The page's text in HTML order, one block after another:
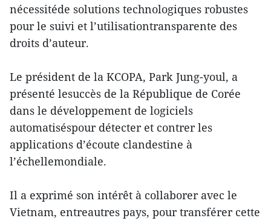
nécessitéde solutions technologiques robustes
pour le suivi et l’utilisationtransparente des
droits d’auteur.
Le président de la KCOPA, Park Jung-youl, a
présenté lesuccès de la République de Corée
dans le développement de logiciels
automatiséspour détecter et contrer les
applications d’écoute clandestine à
l’échellemondiale.
Il a exprimé son intérêt à collaborer avec le
Vietnam, entreautres pays, pour transférer cette